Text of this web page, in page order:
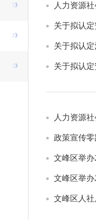
人力资源
关于拟认
为文峰区
关于拟认
关于拟认
人力资源
政策宣传
文峰区举办
春风行动
文峰区举办
文峰区人社